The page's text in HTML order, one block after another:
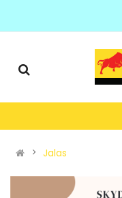
Jalas